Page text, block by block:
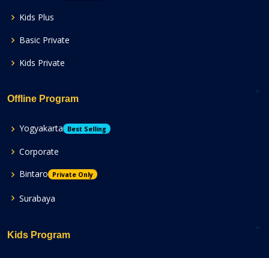
Kids Plus
Basic Private
Kids Private
Offline Program
Yogyakarta Best Selling
Corporate
Bintaro
Private Only
Surabaya
Kids Program